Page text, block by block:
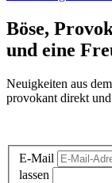
Böse,
und eine
Neuigkeiten aus
provokant direkt
E-Mail
lassen